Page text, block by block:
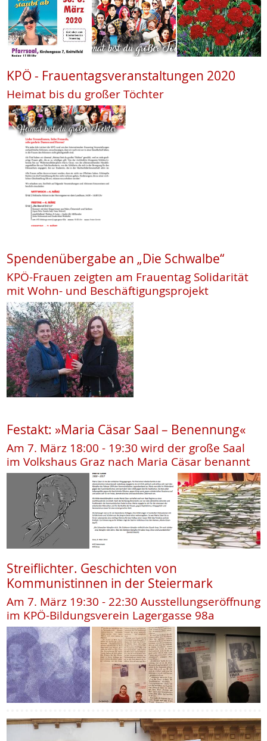
KPÖ - Frauentagsveranstaltungen 2020
Heimat bis du großer Töchter
Spendenübergabe an „Die Schwalbe“
KPÖ-Frauen zeigten am Frauentag Solidarität
mit Wohn- und Beschäftigungsprojekt
Festakt: »Maria Cäsar Saal – Benennung«
Am 7. März 18:00 - 19:30 wird der große Saal
im Volkshaus Graz nach Maria Cäsar benannt
Streiflichter. Geschichten von
Kommunistinnen in der Steiermark
Am 7. März 19:30 - 22:30 Ausstellungseröffnung
im KPÖ-Bildungsverein Lagergasse 98a